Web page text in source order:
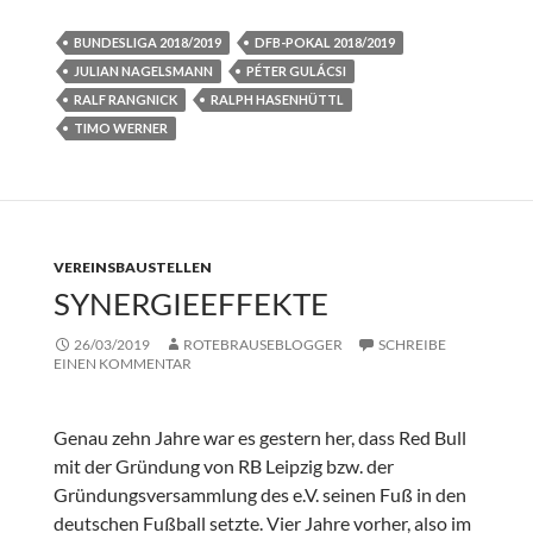
BUNDESLIGA 2018/2019
DFB-POKAL 2018/2019
JULIAN NAGELSMANN
PÉTER GULÁCSI
RALF RANGNICK
RALPH HASENHÜTTL
TIMO WERNER
VEREINSBAUSTELLEN
SYNERGIEEFFEKTE
26/03/2019 ROTEBRAUSEBLOGGER
SCHREIBE
EINEN KOMMENTAR
Genau zehn Jahre war es gestern her, dass Red Bull
mit der Gründung von RB Leipzig bzw. der
Gründungsversammlung des e.V. seinen Fuß in den
deutschen Fußball setzte. Vier Jahre vorher, also im